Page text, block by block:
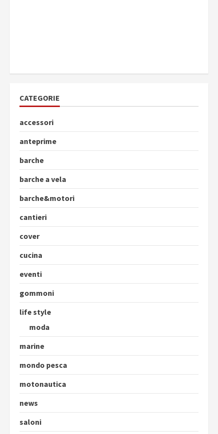
CATEGORIE
accessori
anteprime
barche
barche a vela
barche&motori
cantieri
cover
cucina
eventi
gommoni
life style
moda
marine
mondo pesca
motonautica
news
saloni